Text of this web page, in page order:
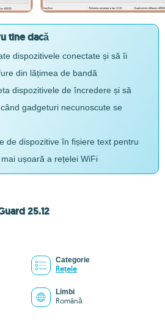
tine dacă
dispozitivele conectate și să îi
din lățimea de bandă
dispozitivele de încredere și să
gadgeturi necunoscute se
de dispozitive în fișiere text pentru
ușoară a rețelei WiFi
25.12
Categorie
Rețele
Limbi
Română